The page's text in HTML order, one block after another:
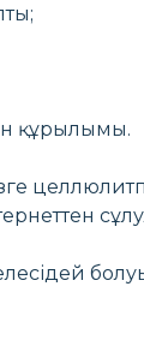
құрылымы.